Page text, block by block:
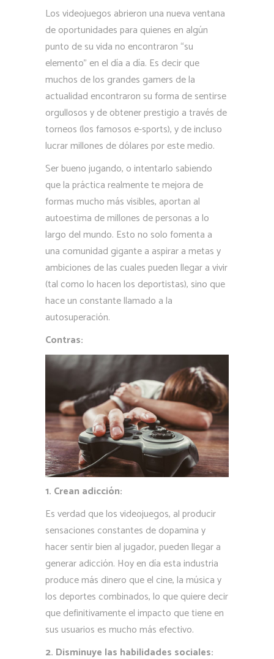
Los videojuegos abrieron una nueva ventana
de oportunidades para quienes en algún
punto de su vida no encontraron “su
elemento” en el día a día. Es decir que
muchos de los grandes gamers de la
actualidad encontraron su forma de sentirse
orgullosos y de obtener prestigio a través de
torneos (los famosos e-sports), y de incluso
lucrar millones de dólares por este medio.
Ser bueno jugando, o intentarlo sabiendo
que la práctica realmente te mejora de
formas mucho más visibles, aportan al
autoestima de millones de personas a lo
largo del mundo. Esto no solo fomenta a
una comunidad gigante a aspirar a metas y
ambiciones de las cuales pueden llegar a vivir
(tal como lo hacen los deportistas), sino que
hace un constante llamado a la
autosuperación.
Contras:
1. Crean adicción:
Es verdad que los videojuegos, al producir
sensaciones constantes de dopamina y
hacer sentir bien al jugador, pueden llegar a
generar adicción. Hoy en día esta industria
produce más dinero que el cine, la música y
los deportes combinados, lo que quiere decir
que definitivamente el impacto que tiene en
sus usuarios es mucho más efectivo.
2. Disminuye las habilidades sociales: